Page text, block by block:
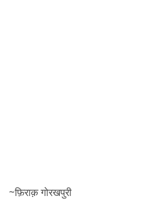
~फ़िराक़ गोरखपुरी